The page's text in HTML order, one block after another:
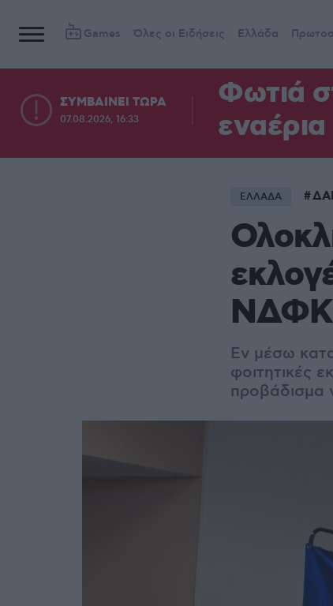
Games Όλες οι Ειδήσεις Ελλάδα
ΣΥΜΒΑΙΝΕΙ ΤΩΡΑ
07.08.2026, 16:33
Φωτιά
εναέρια
ΕΛΛΑΔΑ
ΝΔΦΚ
Εν μέσω
φοιτητικές